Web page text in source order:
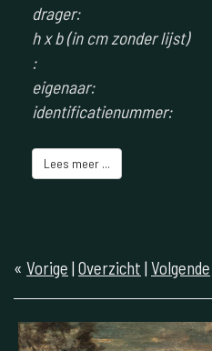
drager:
h x b (in cm zonder lijst)
:
eigenaar:
identificatienummer:
Lees meer ...
« Vorige | Overzicht | Volgende